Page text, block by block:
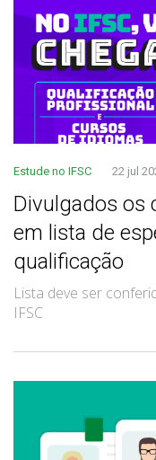
Estude no IFSC 22 jul
Divulgados os
em lista de
qualificação
Lista deve ser
IFSC